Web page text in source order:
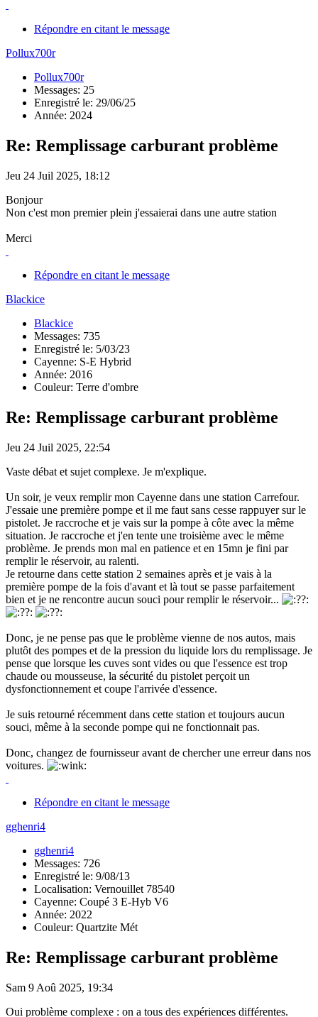
Répondre en citant le message
Pollux700r
Pollux700r
Messages: 25
Enregistré le: 29/06/25
Année: 2024
Re: Remplissage carburant problème
Jeu 24 Juil 2025, 18:12
Bonjour
Non c'est mon premier plein j'essaierai dans une autre station
Merci
Répondre en citant le message
Blackice
Blackice
Messages: 735
Enregistré le: 5/03/23
Cayenne: S-E Hybrid
Année: 2016
Couleur: Terre d'ombre
Re: Remplissage carburant problème
Jeu 24 Juil 2025, 22:54
Vaste débat et sujet complexe. Je m'explique.
Un soir, je veux remplir mon Cayenne dans une station Carrefour.
J'essaie une première pompe et il me faut sans cesse rappuyer sur le
pistolet. Je raccroche et je vais sur la pompe à côte avec la même
situation. Je raccroche et j'en tente une troisième avec le même
problème. Je prends mon mal en patience et en 15mn je fini par
remplir le réservoir, au ralenti.
Je retourne dans cette station 2 semaines après et je vais à la
première pompe de la fois d'avant et là tout se passe parfaitement
bien et je ne rencontre aucun souci pour remplir le réservoir...
Donc, je ne pense pas que le problème vienne de nos autos, mais
plutôt des pompes et de la pression du liquide lors du remplissage. Je
pense que lorsque les cuves sont vides ou que l'essence est trop
chaude ou mousseuse, la sécurité du pistolet perçoit un
dysfonctionnement et coupe l'arrivée d'essence.
Je suis retourné récemment dans cette station et toujours aucun
souci, même à la seconde pompe qui ne fonctionnait pas.
Donc, changez de fournisseur avant de chercher une erreur dans nos
voitures.
Répondre en citant le message
gghenri4
gghenri4
Messages: 726
Enregistré le: 9/08/13
Localisation: Vernouillet 78540
Cayenne: Coupé 3 E-Hyb V6
Année: 2022
Couleur: Quartzite Mét
Re: Remplissage carburant problème
Sam 9 Aoû 2025, 19:34
Oui problème complexe : on a tous des expériences différentes.